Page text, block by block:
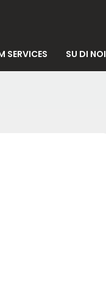
SERVICES SU DI NOI